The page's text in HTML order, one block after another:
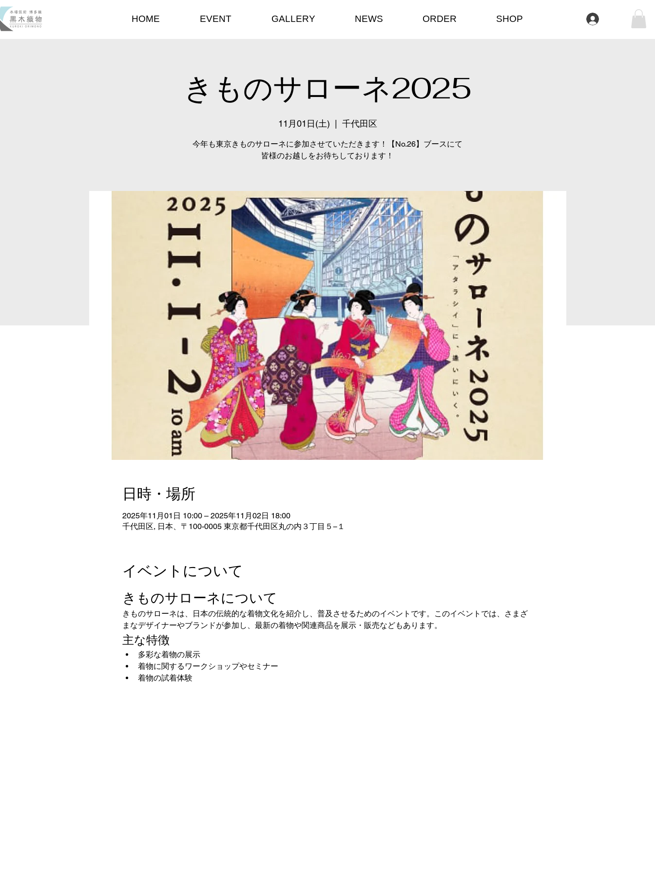
HOME EVENT GALLERY NEWS ORDER SHOP ログイン
きものサローネ2025
11月01日(土) 千代田区
今年も東京きものサローネに参加させていただきます！【No.26】ブースにて
皆様のお越しをお待ちしております！
日時・場所
2025年11月01日 10:00 – 2025年11月02日 18:00
千代田区, 日本、〒100-0005 東京都千代田区丸の内３丁目５−１
イベントについて
きものサローネについて
きものサローネは、日本の伝統的な着物文化を紹介し、普及させるためのイベントです。このイベントでは、さまざ
まなデザイナーやブランドが参加し、最新の着物や関連商品を展示・販売などもあります。
主な特徴
多彩な着物の展示
着物に関するワークショップやセミナー
着物の試着体験